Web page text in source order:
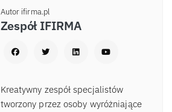
Autor ifirma.pl
Zespół IFIRMA
Kreatywny zespół specjalistów
tworzony przez osoby wyróżniające